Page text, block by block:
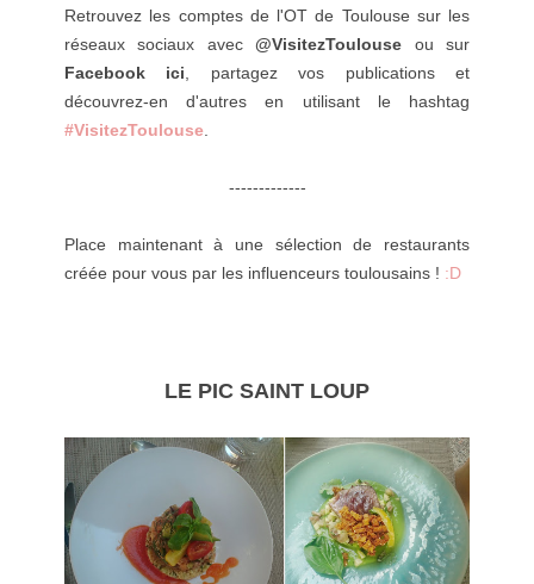
Retrouvez les comptes de l'OT de Toulouse sur les
réseaux sociaux avec@VisitezToulouse ou sur
Facebook ici , partagez vos publications et
découvrez-en d'autres en utilisant le hashtag
#VisitezToulouse
-------------
Place maintenant à une sélection de restaurants
créée pour vous par les influenceurs toulousains ! :D
LE PIC SAINT LOUP